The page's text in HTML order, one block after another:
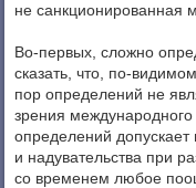
не санкционированная
Во-первых, сложно
сказать, что, по-
пор определений не
зрения
определений
и надувательства при
со временем любое